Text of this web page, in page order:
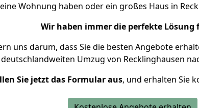
Wohnung haben oder ein großes Haus in
Wir haben immer die perfekte Lösung
uns darum, dass Sie die besten Angebote
Umzug von Recklinghausen
Sie jetzt das Formular aus, und erhalten Sie